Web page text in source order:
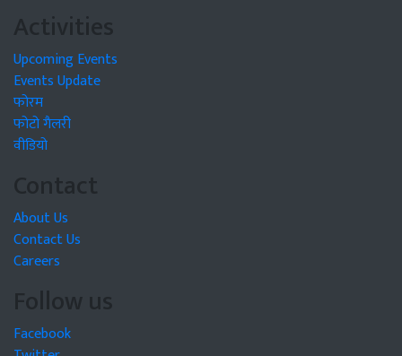
Activities
Upcoming Events
Events Update
फोरम
फोटो गैलरी
वीडियो
Contact
About Us
Contact Us
Careers
Follow us
Facebook